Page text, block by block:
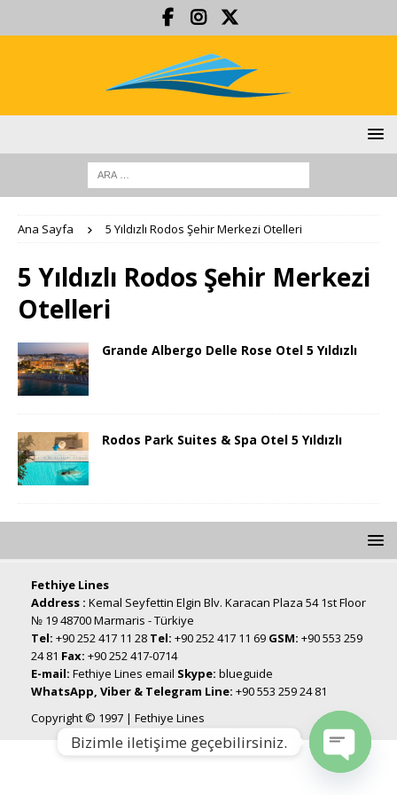
Ana Sayfa 5 Yıldızlı Rodos Şehir Merkezi Otelleri
5 Yıldızlı Rodos Şehir Merkezi
Otelleri
Grande Albergo Delle Rose Otel 5 Yıldızlı
Rodos Park Suites & Spa Otel 5 Yıldızlı
Fethiye Lines
Address : Kemal Seyfettin Elgin Blv. Karacan Plaza 54 1st Floor
№ 19 48700 Marmaris - Türkiye
Tel: +90 252 417 11 28 Tel: +90 252 417 11 69 GSM: +90 553 259
24 81 Fax: +90 252 417-0714
E-mail: Fethiye Lines email Skype: blueguide
WhatsApp, Viber & Telegram Line: +90 553 259 24 81
Copyright © 1997 | Fethiye Lines
Bizimle iletişime geçebilirsiniz.